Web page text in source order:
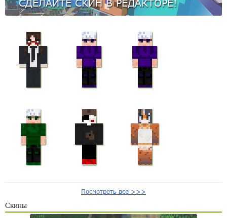
СДЕЛАЙТЕ СКИН В РЕДАКТОРЕ!
Посмотреть все >>>
Скины